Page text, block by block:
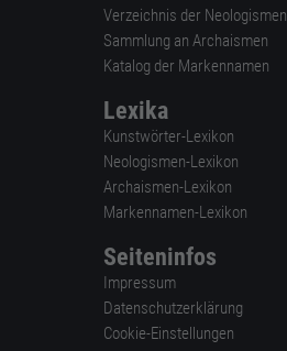
Verzeichnis der Neologismen
Sammlung an Archaismen
Katalog der Markennamen
Lexika
Kunstwörter-Lexikon
Neologismen-Lexikon
Archaismen-Lexikon
Markennamen-Lexikon
Seiteninfos
Impressum
Datenschutzerklärung
Cookie-Einstellungen